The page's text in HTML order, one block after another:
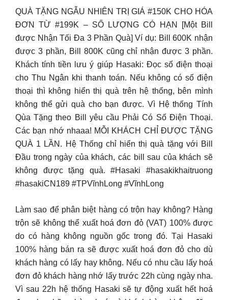
QUÀ TẶNG NGẪU NHIÊN TRỊ GIÁ #150K CHO HÓA
ĐƠN TỪ #199K – SỐ LƯỢNG CÓ HẠN [Một Bill
được Nhận Tối Đa 3 Phần Quà] Ví dụ: Bill 600K nhận
được 3 phần, Bill 800K cũng chỉ nhận được 3 phần.
Khách tính tiền lưu ý giúp Hasaki: Đọc số điện thoại
cho Thu Ngân khi thanh toán. Nếu không có số điện
thoại thì không hiển thị quà trên hệ thống, bên mình
không thể gửi quà cho bạn được. Vì Hệ thống Tính
Qùa Tặng theo Bill yêu cầu Phải Có Số Điện Thoại.
Các bạn nhớ nhaaa! MỖI KHÁCH CHỈ ĐƯỢC TẶNG
QUÀ 1 LẦN. Hệ Thống chỉ hiển thị quà tặng với Bill
Đầu trong ngày của khách, các bill sau của khách sẽ
không được tặng quà. #Hasaki #hasakikhaitruong
#hasakiCN189 #TPVĩnhLong #VĩnhLong
Làm sao để phân biệt hàng có trộn hay không? Hàng
trộn sẽ không thể xuất hoá đơn đỏ (VAT) 100% được
do có hàng không nguồn gốc trong đó. Tại Hasaki
100% hàng bán ra sẽ được xuất hoá đơn đỏ cho dù
khách hàng có lấy hay không. Nếu có nhu cầu lấy hoá
đơn đỏ khách hàng nhớ lấy trước 22h cùng ngày nha.
Vì sau 22h hệ thống Hasaki sẽ tự động xuất hết hoá